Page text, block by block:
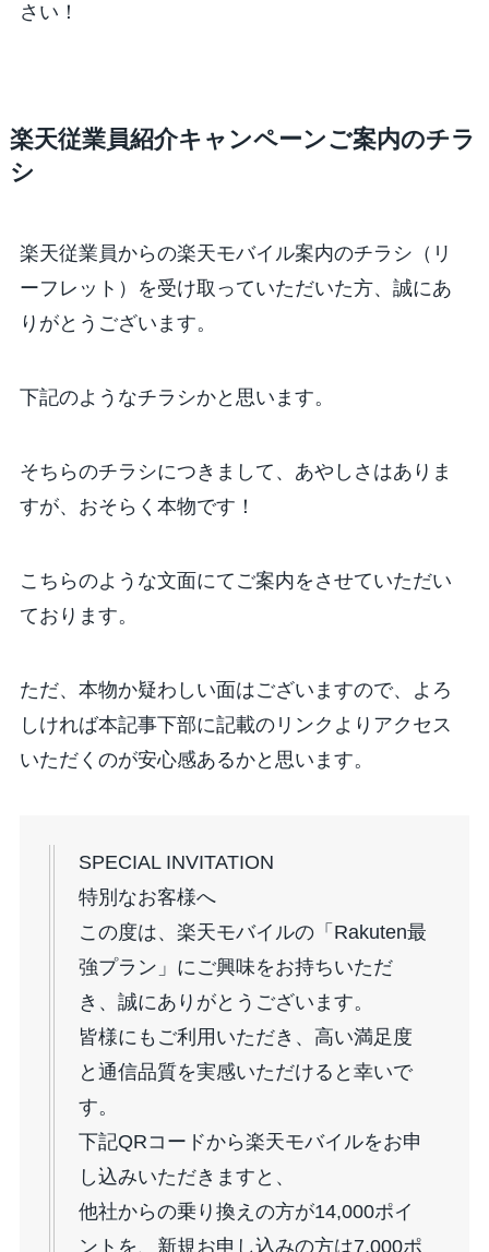
さい！
楽天従業員紹介キャンペーンご案内のチラ
シ
楽天従業員からの楽天モバイル案内のチラシ（リ
ーフレット）を受け取っていただいた方、誠にあ
りがとうございます。
下記のようなチラシかと思います。
そちらのチラシにつきまして、あやしさはありま
すが、おそらく本物です！
こちらのような文面にてご案内をさせていただい
ております。
ただ、本物か疑わしい面はございますので、よろ
しければ本記事下部に記載のリンクよりアクセス
いただくのが安心感あるかと思います。
SPECIAL INVITATION
特別なお客様へ
この度は、楽天モバイルの「Rakuten最
強プラン」にご興味をお持ちいただ
き、誠にありがとうございます。
皆様にもご利用いただき、高い満足度
と通信品質を実感いただけると幸いで
す。
下記QRコードから楽天モバイルをお申
し込みいただきますと、
他社からの乗り換えの方が14,000ポイ
ントを、新規お申し込みの方は7,000ポ